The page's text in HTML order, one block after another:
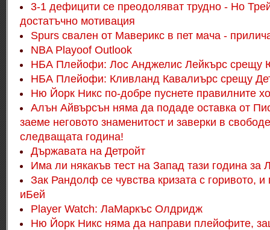
3-1 дефицити се преодоляват трудно - Но
достатъчно мотивация
Spurs свален от Маверикс в пет мача -
NBA Playoof Outlook
НБА Плейофи: Лос Анджелис Лейкърс срещу
НБА Плейофи: Кливланд Кавалиърс срещу
Ню Йорк Никс по-добре пуснете правилните
Алън Айвърсън няма да подаде оставка от
заеме неговото знаменитост и заверки в
следващата година!
Държавата на Детройт
Има ли някакъв тест на Запад тази година за
Зак Рандолф се чувства кризата с горивото,
иБей
Player Watch: ЛаМаркъс Олдридж
Ню Йорк Никс няма да направи плейофите,